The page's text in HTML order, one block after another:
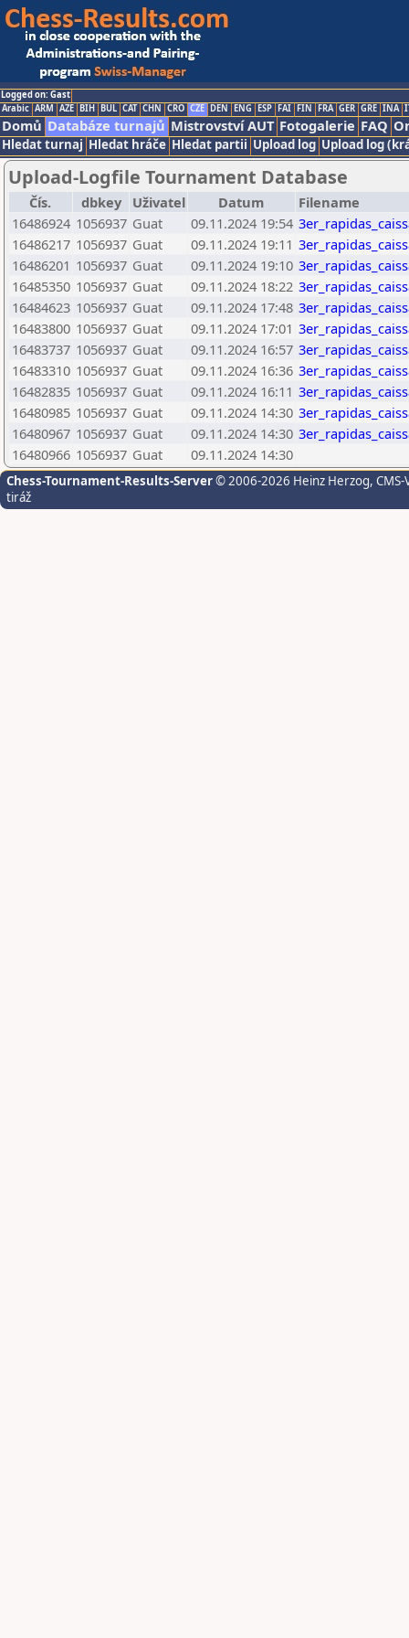
Logged on: Gast
Arabic ARM AZE BIH BUL CAT CHN CRO CZE DEN ENG ESP FAI FIN FRA GER GRE INA
Domů Databáze turnajů Mistrovství AUT Fotogalerie FAQ
Hledat turnaj Hledat hráče Hledat partii Upload log Upload log
Upload-Logfile Tournament Database
Čís. dbkey Uživatel Datum
Filename
16486924 1056937 Guat 09.11.2024 19:54
16486217 1056937 Guat 09.11.2024 19:11
16486201 1056937 Guat 09.11.2024 19:10
16485350 1056937 Guat 09.11.2024 18:22
16484623 1056937 Guat 09.11.2024 17:48
16483800 1056937 Guat 09.11.2024 17:01
16483737 1056937 Guat 09.11.2024 16:57
16483310 1056937 Guat 09.11.2024 16:36
16482835 1056937 Guat 09.11.2024 16:11
16480985 1056937 Guat 09.11.2024 14:30
16480967 1056937 Guat 09.11.2024 14:30
16480966 1056937 Guat 09.11.2024 14:30
Chess-Tournament-Results-Server© 2006-2026 Heinz Herzog,
tiráž